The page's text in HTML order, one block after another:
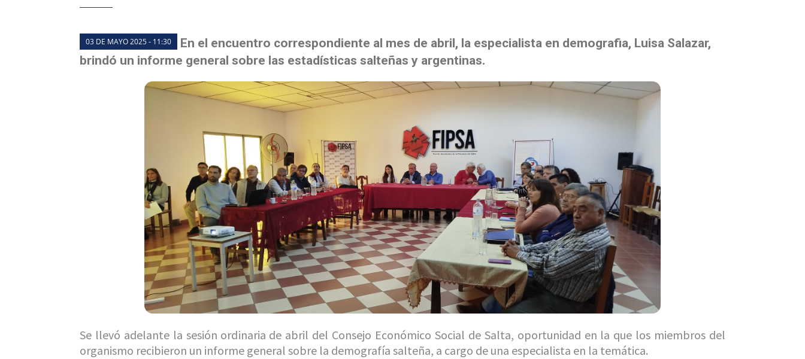
03 DE MAYO 2025 - 11:30
En el encuentro correspondiente al mes de abril, la especialista en demografia, Luisa Salazar,
brindó un informe general sobre las estadísticas salteñas y argentinas.
Se llevó adelante la sesión ordinaria de abril del Consejo Económico Social de Salta, oportunidad en la que los miembros del
organismo recibieron un informe general sobre la demografía salteña, a cargo de una especialista en la temática.